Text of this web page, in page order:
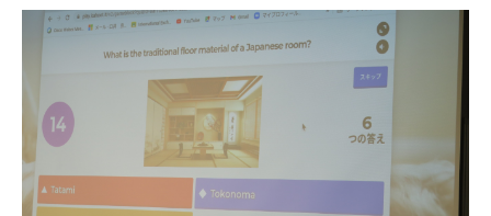
ADMISSION
入試日程・出願資格
入試要項・出願書類
学校説明会
公開行事の紹介